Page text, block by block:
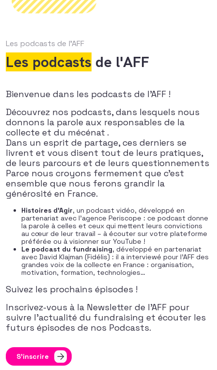
Les podcasts de l'AFF
Les podcasts de l'AFF
Bienvenue dans les podcasts de l’AFF !
Découvrez nos podcasts, dans lesquels nous
donnons la parole aux responsables de la
collecte et du mécénat .
Dans un esprit de partage, ces derniers se
livrent et vous disent tout de leurs pratiques,
de leurs parcours et de leurs questionnements
Parce nous croyons fermement que c’est
ensemble que nous ferons grandir la
générosité en France.
Histoires d’Agir, un podcast vidéo, développé en
partenariat avec l’agence Periscope : ce podcast donne
la parole à celles et ceux qui mettent leurs convictions
au cœur de leur travail – à écouter sur votre plateforme
préférée ou à visionner sur YouTube !
Le podcast du fundraising, développé en partenariat
avec David Klajman (Fidélis) : il a interviewé pour l’AFF des
grandes voix de la collecte en France : organisation,
motivation, formation, technologies…
Suivez les prochains épisodes !
Inscrivez-vous à la Newsletter de l’AFF pour
suivre l’actualité du fundraising et écouter les
futurs épisodes de nos Podcasts.
S'inscrire